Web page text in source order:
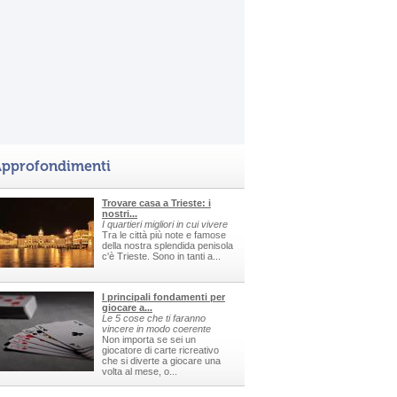
Trovare casa a Trieste: i
nostri...
I quartieri migliori in cui vivere
Tra le città più note e famose
della nostra splendida penisola
c'è Trieste. Sono in tanti a...
I principali fondamenti per
giocare a...
Le 5 cose che ti faranno
vincere in modo coerente
Non importa se sei un
giocatore di carte ricreativo
che si diverte a giocare una
volta al mese, o...